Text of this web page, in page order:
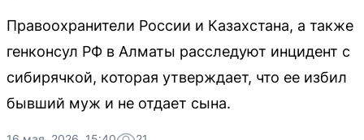
Правоохранители России и Казахстана, а также
генконсул РФ в Алматы расследуют инцидент с
сибирячкой, которая утверждает, что ее избил
бывший муж и не отдает сына.